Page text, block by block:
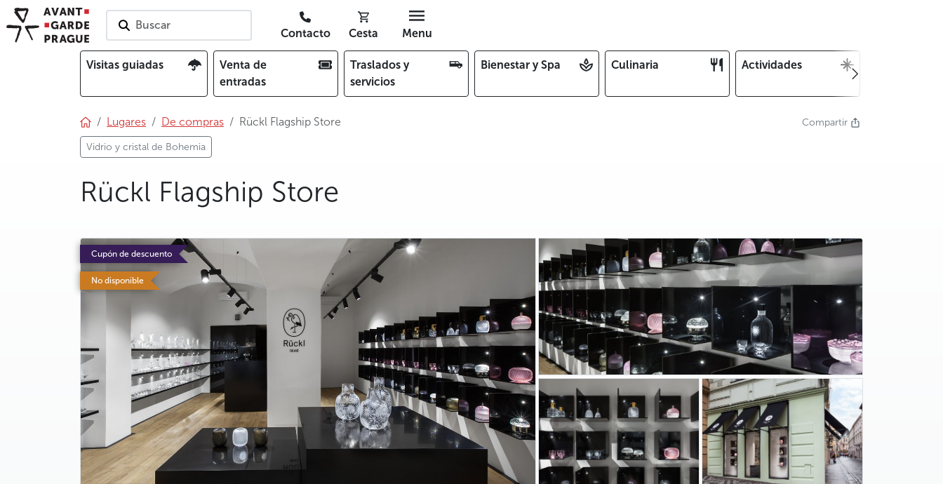
Buscar
Contacto Cesta Menu
Visitas guiadas
Venta de
entradas
Traslados y
servicios
Bienestar y Spa Culinaria Actividades
Lugares De compras Rückl Flagship Store
Vidrio y cristal de Bohemia
Compartir
Rückl Flagship Store
Cupón de descuento
No disponible
photo 5
photo 6